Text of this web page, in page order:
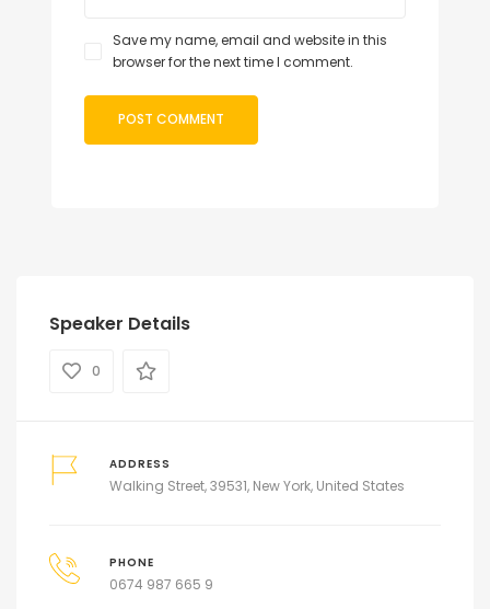
Save my name, email and website in this
browser for the next time I comment.
Speaker Details
0
ADDRESS
Walking Street, 39531, New York, United States
PHONE
0674 987 665 9